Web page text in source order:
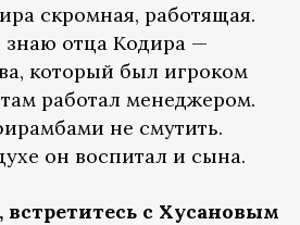
скромная, работящая.
знаю отца Кодира —
который был игроком
работал менеджером.
не смутить.
он воспитал и сына.
с Хусановым